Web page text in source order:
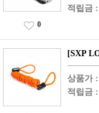
적립금 :
0
[SXP
상품가 :
적립금 :